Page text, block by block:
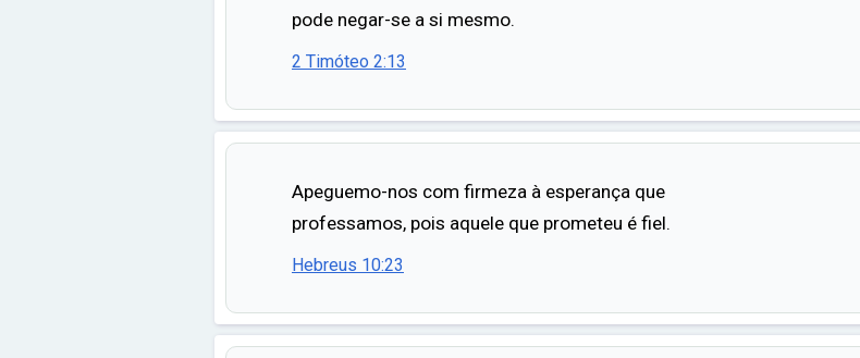
pode negar-se a si mesmo.
2 Timóteo 2:13
Apeguemo-nos com firmeza à esperança que
professamos, pois aquele que prometeu é fiel.
Hebreus 10:23